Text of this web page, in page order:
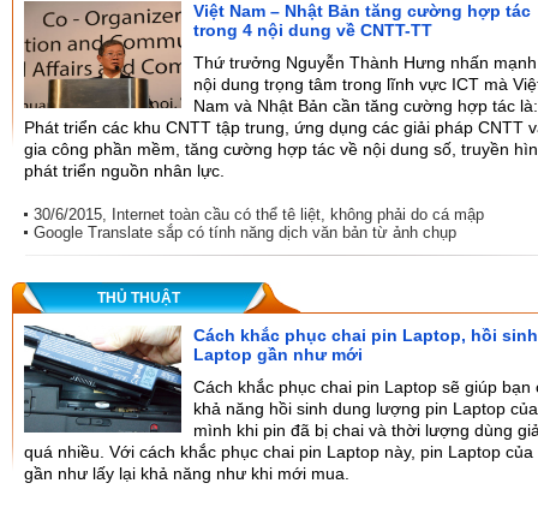
Việt Nam – Nhật Bản tăng cường hợp tác
trong 4 nội dung về CNTT-TT
Thứ trưởng Nguyễn Thành Hưng nhấn
nội dung trọng tâm trong lĩnh vực ICT mà
Nam và Nhật Bản cần tăng cường hợp tác là:
Phát triển các khu CNTT tập trung, ứng dụng các giải pháp CNTT
gia công phần mềm, tăng cường hợp tác về nội dung số, truyền
phát triển nguồn nhân lực.
30/6/2015, Internet toàn cầu có thể tê liệt, không phải do cá mập
Google Translate sắp có tính năng dịch văn bản từ ảnh chụp
THỦ THUẬT
Cách khắc phục chai pin Laptop, hồi
Laptop gần như mới
Cách khắc phục chai pin Laptop sẽ giúp bạn
khả năng hồi sinh dung lượng pin Laptop của
mình khi pin đã bị chai và thời lượng dùng
quá nhiều. Với cách khắc phục chai pin Laptop này, pin Laptop của
gần như lấy lại khả năng như khi mới mua.